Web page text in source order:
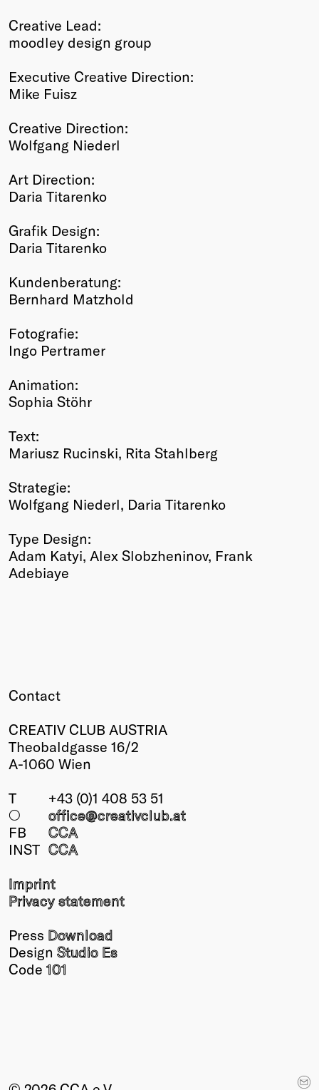
Creative Lead:
moodley design group
Executive Creative Direction:
Mike Fuisz
Creative Direction:
Wolfgang Niederl
Art Direction:
Daria Titarenko
Grafik Design:
Daria Titarenko
Kundenberatung:
Bernhard Matzhold
Fotografie:
Ingo Pertramer
Animation:
Sophia Stöhr
Text:
Mariusz Rucinski, Rita Stahlberg
Strategie:
Wolfgang Niederl, Daria Titarenko
Type Design:
Adam Katyi, Alex Slobzheninov, Frank
Adebiaye
Contact
CREATIV CLUB AUSTRIA
Theobaldgasse 16/2
A-1060 Wien
T
+43 (0)1 408 53 51
○
office@creativclub.at
FB
CCA
INST CCA
Imprint
Privacy statement
Press Download
Design Studio Es
Code 101